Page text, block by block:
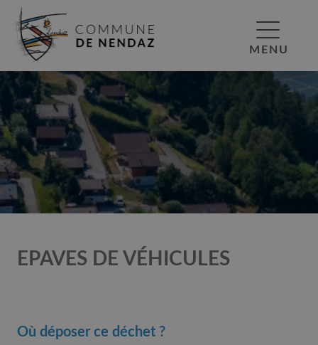
MENU
EPAVES DE VÉHICULES
Où déposer ce déchet ?